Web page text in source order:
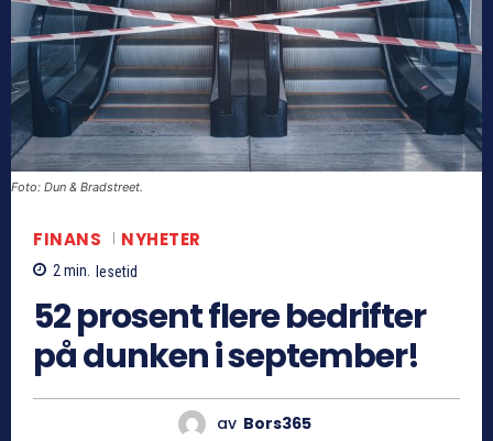
Foto: Dun & Bradstreet.
FINANS NYHETER
2min. lesetid
52 prosent flere bedrifter
på dunken i september!
av Bors365